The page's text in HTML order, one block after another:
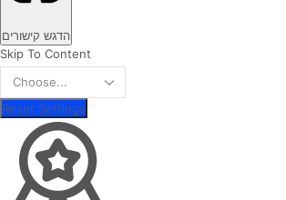
הדגש קישורים
Skip To Content
Reset Settings